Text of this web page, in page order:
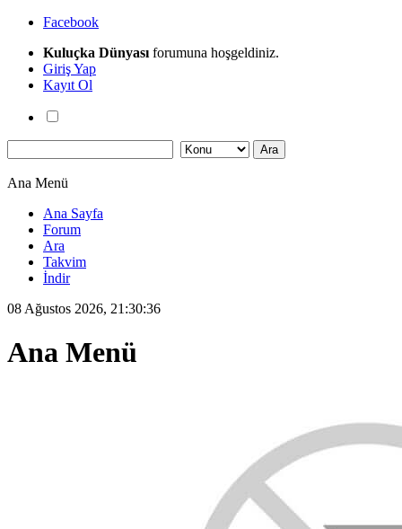
Facebook
Kuluçka Dünyası forumuna hoşgeldiniz.
Giriş Yap
Kayıt Ol
Ana Menü
Ana Sayfa
Forum
Ara
Takvim
İndir
08 Ağustos 2026, 21:30:36
Ana Menü